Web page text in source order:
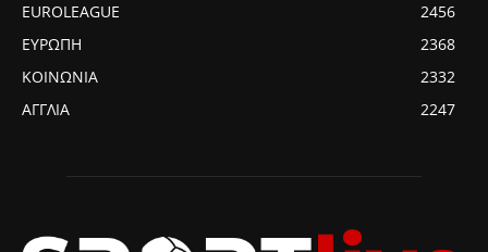
EUROLEAGUE
2456
ΕΥΡΩΠΗ
2368
ΚΟΙΝΩΝΙΑ
2332
ΑΓΓΛΙΑ
2247